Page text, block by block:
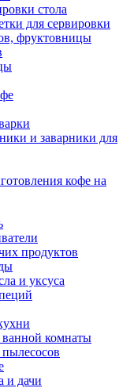
стола
для сервировки
фруктовницы
и заварники для
кофе на
продуктов
и уксуса
ванной комнаты
и дачи